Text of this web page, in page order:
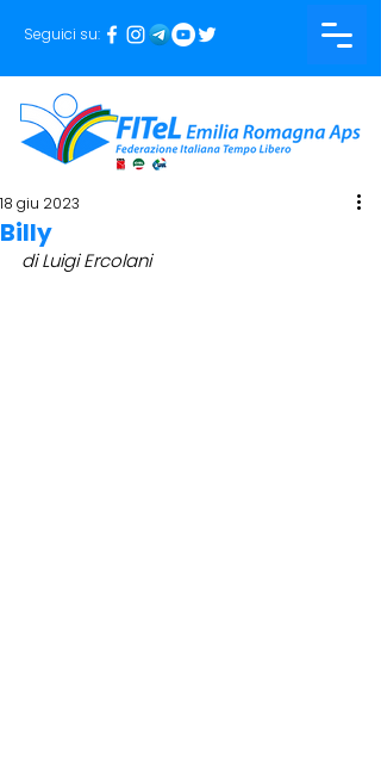
Seguici su:
Billy
18 giu 2023
di Luigi Ercolani